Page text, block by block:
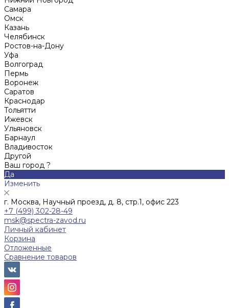
Cамара
Омск
Казань
Челябинск
Ростов-на-Дону
Уфа
Волгоград
Пермь
Воронеж
Саратов
Краснодар
Тольятти
Ижевск
Ульяновск
Барнаул
Владивосток
Другой
Ваш город ?
Да
Изменить
г. Москва, Научный проезд, д. 8, стр.1, офис 223
+7 (499) 302-28-49
msk@spectra-zavod.ru
Личный кабинет
Корзина
Отложенные
Сравнение товаров